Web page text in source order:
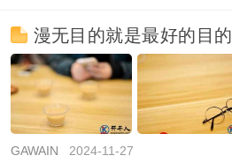
漫无目的就是最好的目的
GAWAIN 2024-11-27